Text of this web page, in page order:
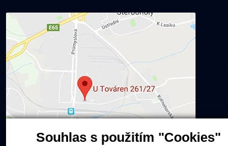
Souhlas s použitím "Cookies"